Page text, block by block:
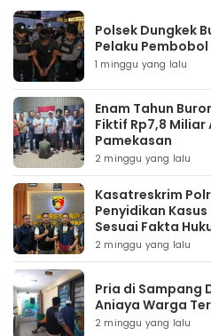
Polsek Dungkek
Pelaku
1 minggu yang lalu
Enam Tahun
Fiktif Rp7,8
Pamekasan
2 minggu yang lalu
Kasatreskrim
Penyidikan
Sesuai Fakta
2 minggu yang lalu
Pria di Sampang
Aniaya Warga
2 minggu yang lalu